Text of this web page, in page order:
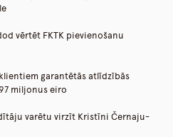
vērtēt FKTK pievienošanu
klientiem garantētās atlīdzībās
miljonus eiro
varētu virzīt Kristīni Černaju-